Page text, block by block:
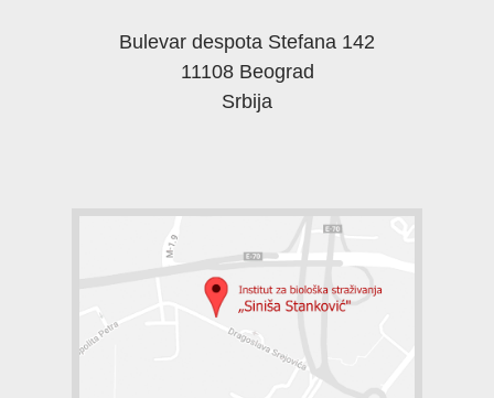
Bulevar despota Stefana 142
11108 Beograd
Srbija